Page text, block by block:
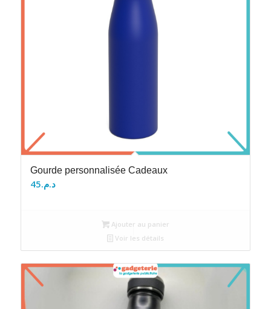
Gourde personnalisée Cadeaux
د.م.45
Ajouter au panier
Voir les détails